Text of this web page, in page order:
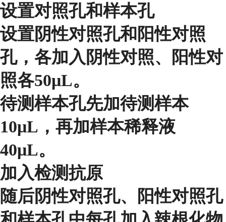
设置对照孔和样本孔
设置阴性对照孔和阳性对照
孔，各加入阴性对照、阳性对
照各50μL。
待测样本孔先加待测样本
10μL，再加样本稀释液
40μL。
加入检测抗原
随后阴性对照孔、阳性对照孔